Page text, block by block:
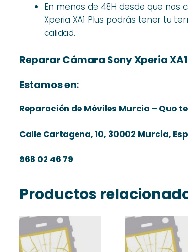
En menos de 48H desde que
Xperia XA1 Plus podrás tener tu
calidad.
Reparar Cámara Sony Xperia
Estamos en:
Reparación de Móviles Murcia – Quo
Calle Cartagena, 10, 30002 Murcia,
968 02 46 79
Productos